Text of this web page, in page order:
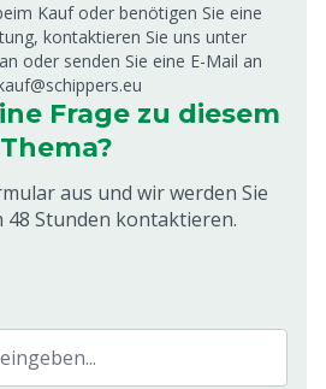
Kauf oder benötigen Sie eine
kontaktieren Sie uns unter
oder senden Sie eine E-Mail an
Frage zu diesem
Thema?
aus und wir werden Sie
48 Stunden kontaktieren.